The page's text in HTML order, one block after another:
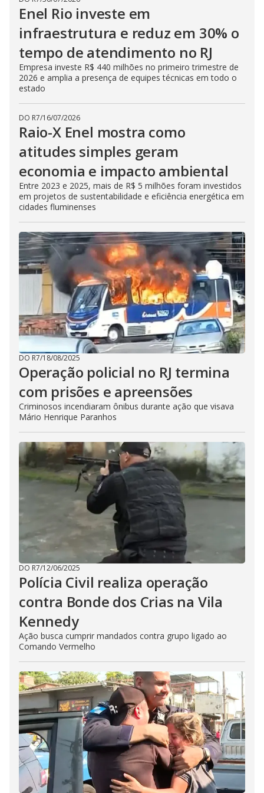
Enel Rio investe em
infraestrutura e reduz em 30% o
tempo de atendimento no RJ
Empresa investe R$ 440 milhões no primeiro trimestre de
2026 e amplia a presença de equipes técnicas em todo o
estado
DO R7/16/07/2026
Raio-X Enel mostra como
atitudes simples geram
economia e impacto ambiental
Entre 2023 e 2025, mais de R$ 5 milhões foram investidos
em projetos de sustentabilidade e eficiência energética em
cidades fluminenses
DO R7/18/08/2025
Operação policial no RJ termina
com prisões e apreensões
Criminosos incendiaram ônibus durante ação que visava
Mário Henrique Paranhos
DO R7/12/06/2025
Polícia Civil realiza operação
contra Bonde dos Crias na Vila
Kennedy
Ação busca cumprir mandados contra grupo ligado ao
Comando Vermelho